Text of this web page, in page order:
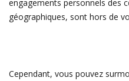
engagements personnels des
géographiques, sont hors de
Cependant, vous pouvez